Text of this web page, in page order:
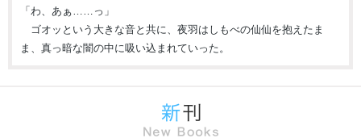
「わ、あぁ……っ」
ゴオッという大きな音と共に、夜羽はしもべの仙仙を抱えたま
ま、真っ暗な闇の中に吸い込まれていった。